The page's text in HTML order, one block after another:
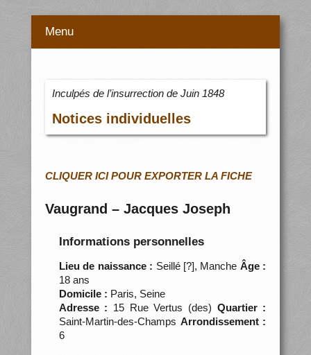
Menu
Inculpés de l’insurrection de Juin 1848
Notices individuelles
CLIQUER ICI POUR EXPORTER LA FICHE
Vaugrand – Jacques Joseph
Informations personnelles
Lieu de naissance : Seillé [?], Manche Âge :
18 ans
Domicile : Paris, Seine
Adresse : 15 Rue Vertus (des) Quartier :
Saint-Martin-des-Champs Arrondissement :
6